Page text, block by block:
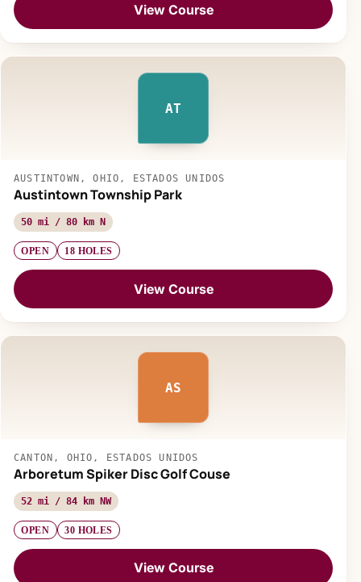
View Course
AT
AUSTINTOWN, OHIO, ESTADOS UNIDOS
Austintown Township Park
50 mi / 80 km N
OPEN 18 HOLES
View Course
AS
CANTON, OHIO, ESTADOS UNIDOS
Arboretum Spiker Disc Golf Couse
52 mi / 84 km NW
OPEN 30 HOLES
View Course